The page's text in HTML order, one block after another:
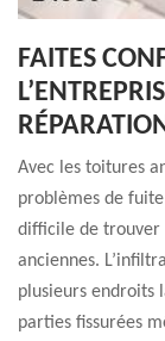
FAITES
Avec les toitures
problèmes de
difficile de trouver
anciennes.
plusieurs endroits
parties fissurées